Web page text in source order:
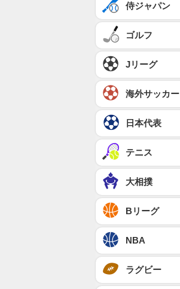
侍ジャパン
ゴルフ
Jリーグ
海外サッカー
日本代表
テニス
大相撲
Bリーグ
NBA
ラグビー